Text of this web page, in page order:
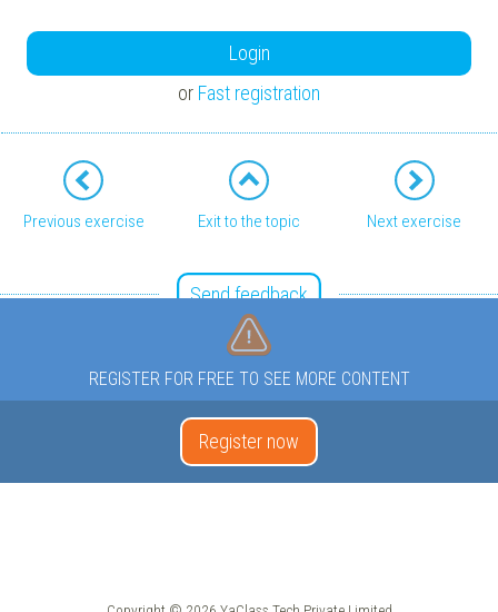
Login
or Fast registration
Previous exercise Exit to the topic Next exercise
Send feedback
REGISTER FOR FREE TO SEE MORE CONTENT
Register now